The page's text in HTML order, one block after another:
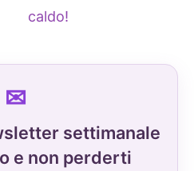
caldo!
settimanale
e non perderti